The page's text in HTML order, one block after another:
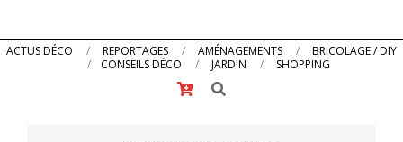
Primary
ACTUS DÉCO REPORTAGES AMÉNAGEMENTS
BRICOLAGE / DIY
CONSEILS DÉCO
JARDIN
SHOPPING
Search